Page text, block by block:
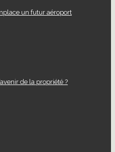
un futur aéroport
de la propriété ?